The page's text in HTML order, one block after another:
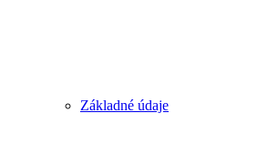
Základné údaje